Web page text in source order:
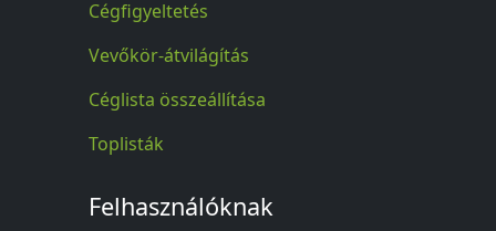
Cégfigyeltetés
Vevőkör-átvilágítás
Céglista összeállítása
Toplisták
Felhasználóknak